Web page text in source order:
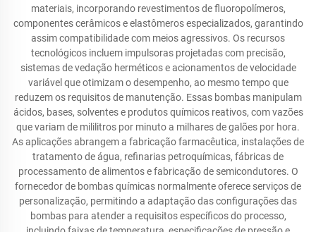
materiais, incorporando revestimentos de fluoropolímeros,
componentes cerâmicos e elastômeros especializados, garantindo
assim compatibilidade com meios agressivos. Os recursos
tecnológicos incluem impulsoras projetadas com precisão,
sistemas de vedação herméticos e acionamentos de velocidade
variável que otimizam o desempenho, ao mesmo tempo que
reduzem os requisitos de manutenção. Essas bombas manipulam
ácidos, bases, solventes e produtos químicos reativos, com vazões
que variam de mililitros por minuto a milhares de galões por hora.
As aplicações abrangem a fabricação farmacêutica, instalações de
tratamento de água, refinarias petroquímicas, fábricas de
processamento de alimentos e fabricação de semicondutores. O
fornecedor de bombas químicas normalmente oferece serviços de
personalização, permitindo a adaptação das configurações das
bombas para atender a requisitos específicos do processo,